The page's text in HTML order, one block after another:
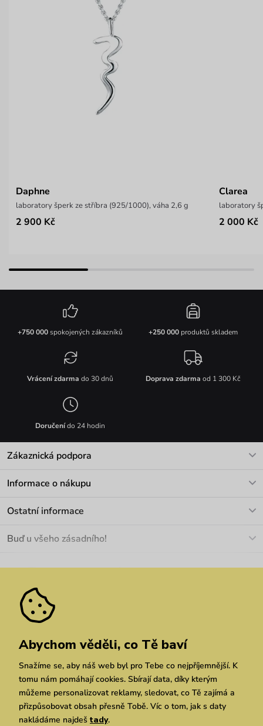
Daphne
laboratory šperk ze stříbra (925/1000), váha 2,6 g
2 900 Kč
Clarea
laboratory
2 000 Kč
+750 000spokojených zákazníků +250 000produktů skladem
Vrácení zdarma do 30 dnů Doprava zdarma od 1 300 Kč
Doručenído 24 hodin
Zákaznická podpora
Informace o nákupu
Materiály a údržba
Pozáruční opravy
Ostatní informace
Velkoobchod
We Care
Dárkové poukazy
Vuchlook
Prodejny
Praha Chrudim Brno
Buď u všeho zásadního!
Zásady ochrany osobních údajů
Abychom věděli, co Tě baví
Snažíme se, aby náš web byl pro Tebe co nejpříjemnější. K
tomu nám pomáhají cookies. Sbírají data, díky kterým
můžeme personalizovat reklamy, sledovat, co Tě zajímá a
přizpůsobovat obsah přesně Tobě. Víc o tom, jak s daty
nakládáme najdeš tady.